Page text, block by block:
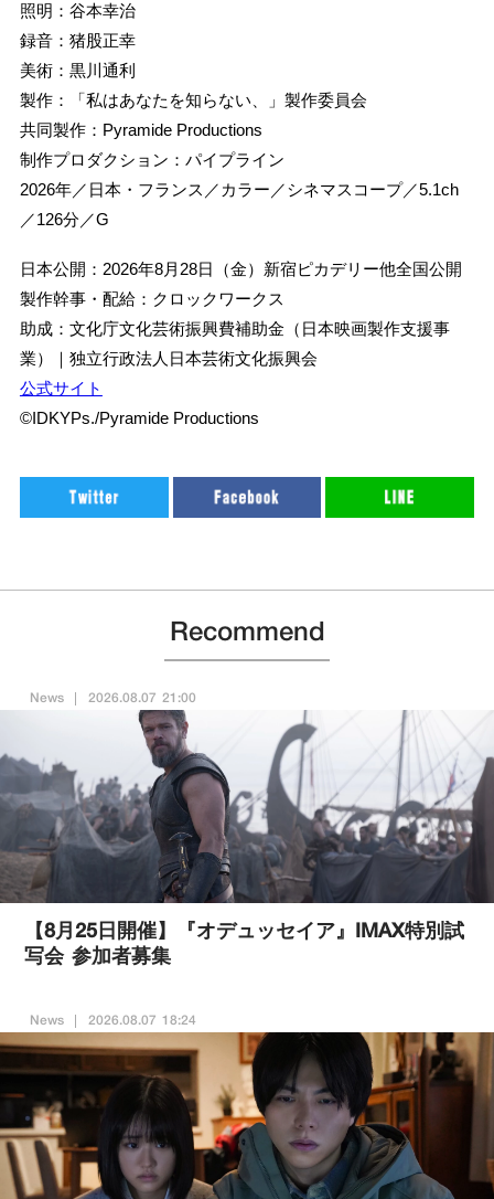
照明：谷本幸治
録音：猪股正幸
美術：黒川通利
製作：「私はあなたを知らない、」製作委員会
共同製作：Pyramide Productions
制作プロダクション：パイプライン
2026年／日本・フランス／カラー／シネマスコープ／5.1ch
／126分／G
日本公開：2026年8月28日（金）新宿ピカデリー他全国公開
製作幹事・配給：クロックワークス
助成：文化庁文化芸術振興費補助金（日本映画製作支援事
業）｜独立行政法人日本芸術文化振興会
公式サイト
©IDKYPs./Pyramide Productions
Recommend
News 2026.08.07 21:00
【8月25日開催】『オデュッセイア』IMAX特別試
写会 参加者募集
News 2026.08.07 18:24